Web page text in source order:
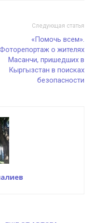
Следующая статья
«Помочь всем».
о жителях
Масанчи, пришедших в
Кыргызстан в поисках
безопасности